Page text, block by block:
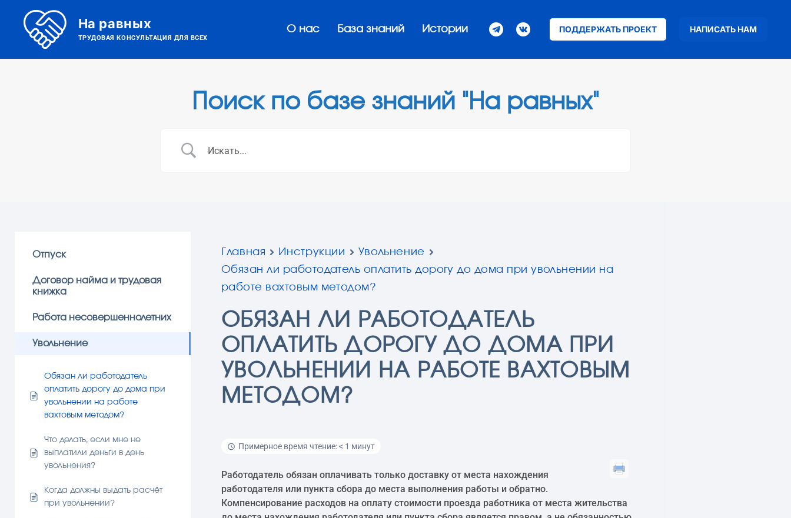
На равных
ТРУДОВАЯ КОНСУЛЬТАЦИЯ ДЛЯ ВСЕХ
О нас База знаний Истории ПОДДЕРЖАТЬ ПРОЕКТ НАПИСАТЬ НАМ
Поиск по базе знаний "На равных"
Отпуск
Договор найма и трудовая
книжка
Работа несовершеннолетних
Увольнение
Обязан ли работодатель
оплатить дорогу до дома при
увольнении на работе
вахтовым методом?
Что делать, если мне не
выплатили деньги в день
увольнения?
Когда должны выдать расчёт
при увольнении?
Главная Инструкции
Увольнение
Обязан ли работодатель оплатить дорогу до дома при увольнении на
работе вахтовым методом?
ОБЯЗАН ЛИ РАБОТОДАТЕЛЬ
ОПЛАТИТЬ ДОРОГУ ДО ДОМА ПРИ
УВОЛЬНЕНИИ НА РАБОТЕ ВАХТОВЫМ
МЕТОДОМ?
Примерное время чтение: < 1 минут
Работодатель обязан оплачивать только доставку от места нахождения
работодателя или пункта сбора до места выполнения работы и обратно.
Компенсирование расходов на оплату стоимости проезда работника от места жительства